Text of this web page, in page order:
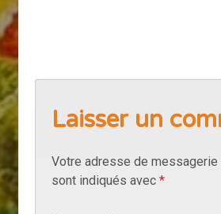
Laisser un
Votre adresse de messagerie
sont indiqués avec *